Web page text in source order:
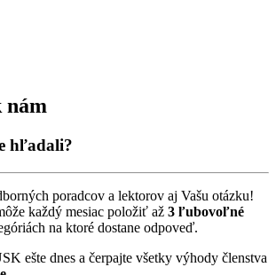
nám
hľadali?
poradcov a lektorov aj Vašu otázku!
každý mesiac položiť až 3 ľubovoľné
na ktoré dostane odpoveď.
ešte dnes a čerpajte všetky výhody členstva